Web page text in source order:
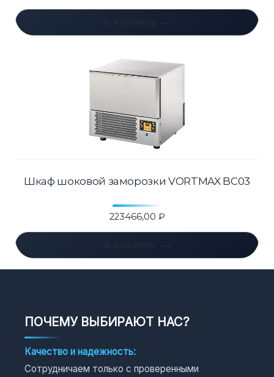
Шкаф шоковой заморозки VORTMAX BC03
223466,00 ₽
ПОЧЕМУ ВЫБИРАЮТ НАС?
Качество и надежность:
Сотрудничаем только с проверенными